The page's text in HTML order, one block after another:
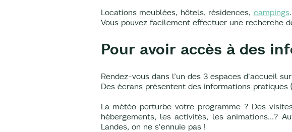
Locations meublées, hôtels, résidences, campings
Vous pouvez facilement effectuer une recherche
Pour avoir accès à des
Rendez-vous dans l’un des 3 espaces d'accueil
Des écrans présentent des informations
La météo perturbe votre programme ? Des
hébergements, les activités, les animations…?
Landes, on ne s'ennuie pas !